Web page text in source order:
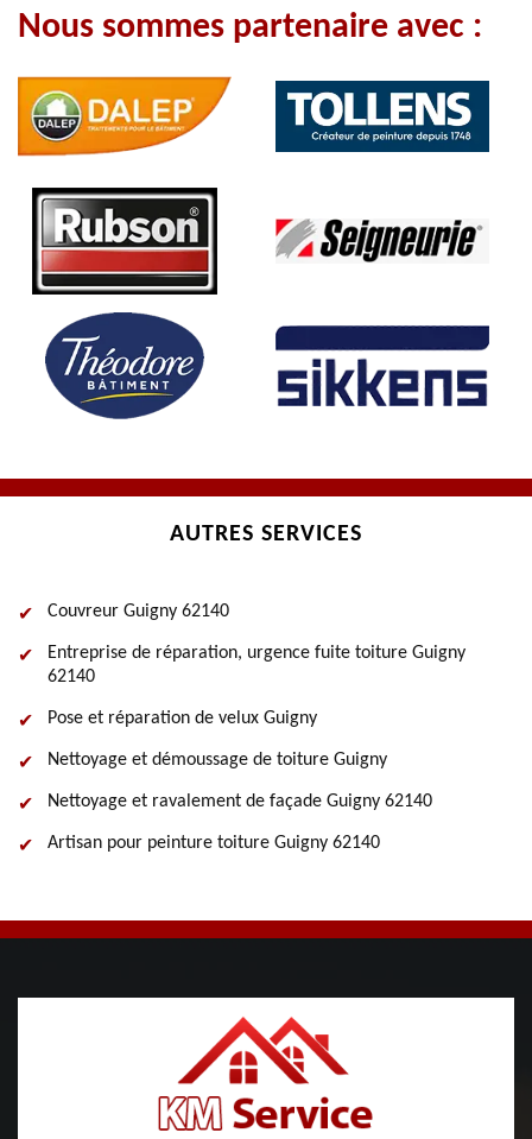
Nous sommes partenaire avec :
AUTRES SERVICES
Couvreur Guigny 62140
Entreprise de réparation, urgence fuite toiture Guigny
62140
Pose et réparation de velux Guigny
Nettoyage et démoussage de toiture Guigny
Nettoyage et ravalement de façade Guigny 62140
Artisan pour peinture toiture Guigny 62140